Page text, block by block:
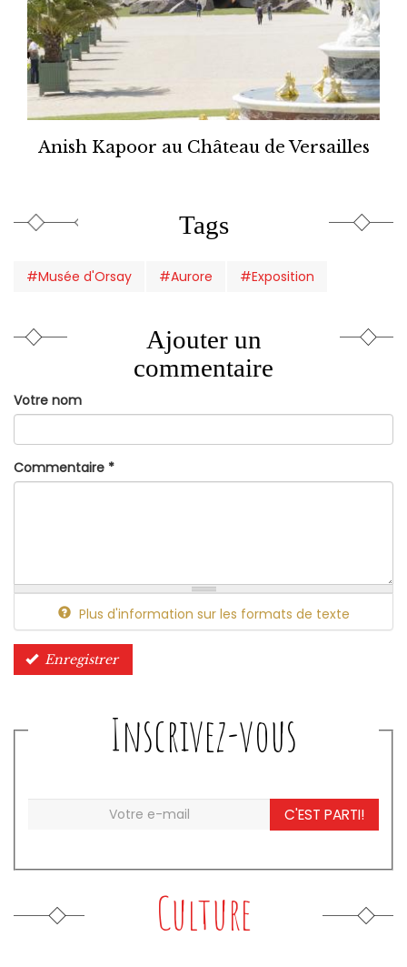
Anish Kapoor au Château de Versailles
Tags
#Musée d'Orsay #Aurore #Exposition
Ajouter un
commentaire
Votre nom
Commentaire *
Plus d'information sur les formats de texte
Enregistrer
Inscrivez-vous
C'EST PARTI!
Culture